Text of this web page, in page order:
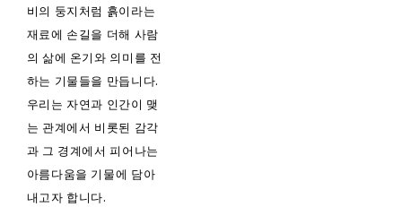
비의 둥지처럼 흙이라는
재료에 손길을 더해 사람
의 삶에 온기와 의미를 전
하는 기물들을 만듭니다.
우리는 자연과 인간이 맺
는 관계에서 비롯된 감각
과 그 경계에서 피어나는
아름다움을 기물에 담아
내고자 합니다.